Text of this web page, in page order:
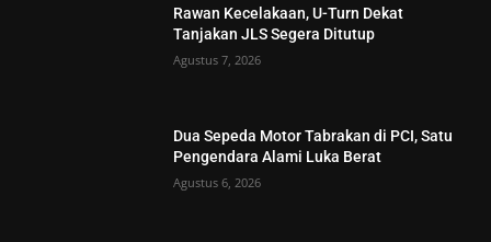
Rawan Kecelakaan, U-Turn Dekat
Tanjakan JLS Segera Ditutup
Agustus 7, 2026
Dua Sepeda Motor Tabrakan di PCI, Satu
Pengendara Alami Luka Berat
Agustus 6, 2026